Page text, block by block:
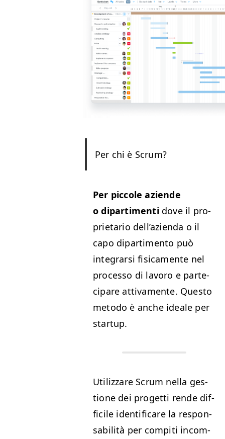
Per chi è Scrum?
Per pic­cole aziende
o dipar­ti­men­tidove il pro­
pri­etario del­l’azien­da o il
capo dipar­ti­men­to può
inte­grar­si fisi­ca­mente nel
proces­so di lavoro e parte­
ci­pare atti­va­mente. Questo
meto­do è anche ide­ale per
startup.
Uti­liz­zare Scrum nel­la ges­
tione dei prog­et­ti rende dif­
fi­cile iden­ti­fi­care la respon­
s­abil­ità per com­pi­ti incom­